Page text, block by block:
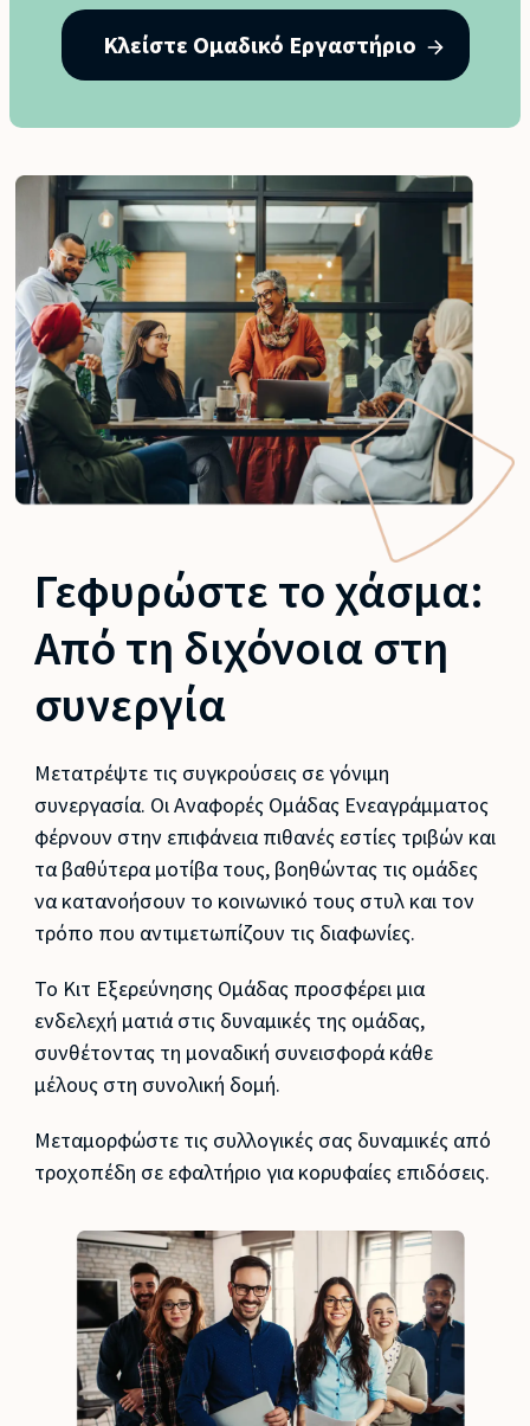
Κλείστε Ομαδικό Εργαστήριο
Γεφυρώστε το χάσμα:
Από τη διχόνοια στη
συνεργία
Μετατρέψτε τις συγκρούσεις σε γόνιμη
συνεργασία. Οι Αναφορές Ομάδας Ενεαγράμματος
φέρνουν στην επιφάνεια πιθανές εστίες τριβών και
τα βαθύτερα μοτίβα τους, βοηθώντας τις ομάδες
να κατανοήσουν το κοινωνικό τους στυλ και τον
τρόπο που αντιμετωπίζουν τις διαφωνίες.
Το Κιτ Εξερεύνησης Ομάδας προσφέρει μια
ενδελεχή ματιά στις δυναμικές της ομάδας,
συνθέτοντας τη μοναδική συνεισφορά κάθε
μέλους στη συνολική δομή.
Μεταμορφώστε τις συλλογικές σας δυναμικές από
τροχοπέδη σε εφαλτήριο για κορυφαίες επιδόσεις.